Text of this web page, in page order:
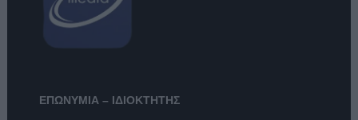
ΕΠΩΝΥΜΙΑ – ΙΔΙΟΚΤΗΤΗΣ